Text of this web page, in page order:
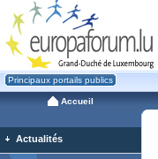
Principaux portails publics
Accueil
Actualités